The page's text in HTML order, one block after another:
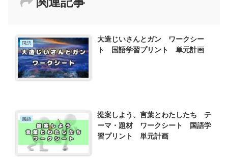
国語
大造じいさんとガン ワークシー
ト 国語学習プリント 単元計画
国語
提案しよう、言葉とわたしたち テ
ーマ・題材 ワークシート 国語学
習プリント 単元計画